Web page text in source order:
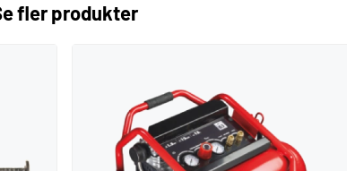
fler produkter